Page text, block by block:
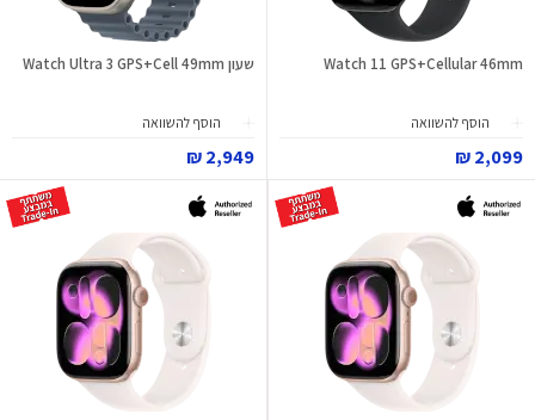
Watch 11 GPS+Cellular 46mm
הוסף להשוואה
2,099 ₪
שעון Watch Ultra 3 GPS+Cell 49mm
הוסף להשוואה
2,949 ₪